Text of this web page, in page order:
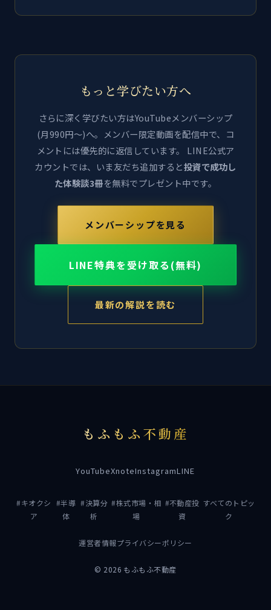
もっと学びたい方へ
さらに深く学びたい方はYouTubeメンバーシップ
(月990円〜)へ。メンバー限定動画を配信中で、コ
メントには優先的に返信しています。 LINE公式ア
カウントでは、いま友だち追加すると投資で成功し
た体験談3冊を無料でプレゼント中です。
メンバーシップを見る
LINE特典を受け取る(無料)
最新の解説を読む
もふもふ不動産
YouTubeXnoteInstagramLINE
#キオクシ
ア
#半導
体
#決算分
析
#株式市場・相
場
#不動産投
資
すべてのトピッ
ク
運営者情報プライバシーポリシー
© 2026 もふもふ不動産